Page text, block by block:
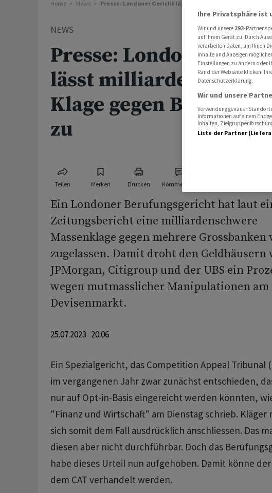
Home News Presse: Londoner Gericht lässt milliardenschwere Klage
NEWS
Presse: Londoner
lässt
Klage gegen Banken
zu
Teilen Merken Drucken Kommentare
Ein Londoner Berufungsgericht hat laut
Zeitungsbericht eine milliardenschwere
Massenklage gegen mehrere Grossbanken
zugelassen. Damit droht den Geldhäusern
JPMorgan, Citigroup und der UBS ein
wegen mutmasslicher Manipulationen am
Devisenmarkt.
25.07.2023 20:06
Ein Spezialgericht, das Competition Appeal Tribunal
im vergangenen Jahr zwar zunächst entschieden,
nur auf Opt-in-Basis eingereicht werden könnten,
"Finanz und Wirtschaft" am Dienstag schrieb. Kläger
sich somit dem Fall ausdrücklich anschliessen. Das
diesen aber nicht durchführbar. Doch das
habe dieses Urteil nun aufgehoben. Damit könne
dem CAT verhandelt werden.
Ihre Privatsphäre ist
Wir und unsere 293-Partner
auf Ihrem Gerät zu. Durch
verarbeiten Daten, um Ihnen
Inhalte und Anzeigen
Einstellungen zu ändern oder
Rand der Webseite klicken.
Datenschutzerklärung.
Wir und unsere
Verwendung genauer
Informationen auf einem
Inhalten,
Liste der Partner